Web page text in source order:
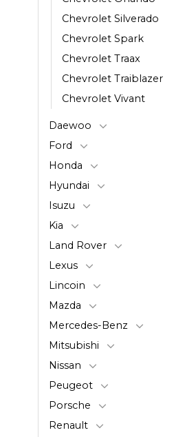
Chevrolet Silverado
Chevrolet Spark
Chevrolet Traax
Chevrolet Traiblazer
Chevrolet Vivant
Daewoo
Ford
Honda
Hyundai
Isuzu
Kia
Land Rover
Lexus
Lincoin
Mazda
Mercedes-Benz
Mitsubishi
Nissan
Peugeot
Porsche
Renault